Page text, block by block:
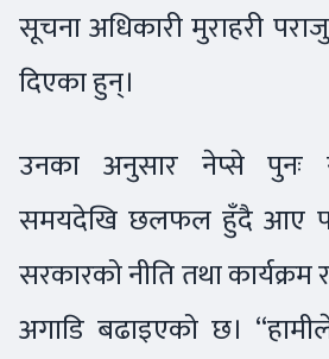
सूचना अधिकारी मुराहरी
दिएका हुन्।
उनका अनुसार नेप्से पुनः
समयदेखि छलफल हुँदै आए
सरकारको नीति तथा
अगाडि बढाइएको छ।